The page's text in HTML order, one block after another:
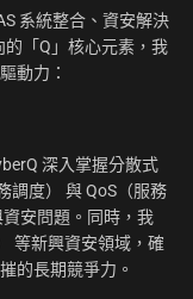
系統整合、資安解決
「Q」核心元素，我
動力：
深入掌握分散式
調度） 與 QoS（服務
安問題。同時，我
等新興資安領域，確
的長期競爭力。